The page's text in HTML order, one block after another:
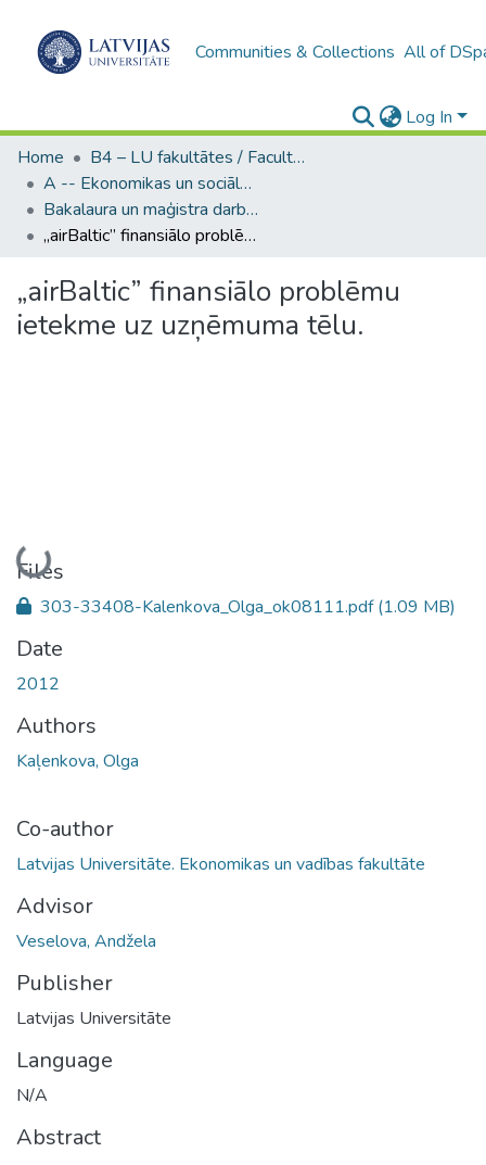
Communities & Collections All of
Log In
Home
B4 – LU fakultātes / Faculties of the UL
A -- Ekonomikas un sociālo zinātņu fakultāte / Faculty of Economics and Social Sciences
Bakalaura un maģistra darbi (ESZF) / Bachelor's and Master's theses
„airBaltic” finansiālo problēmu ietekme uz uzņēmuma tēlu.
„airBaltic” finansiālo problēmu
ietekme uz uzņēmuma tēlu.
Loading...
Files
303-33408-Kalenkova_Olga_ok08111.pdf(1.09 MB)
Date
2012
Authors
Kaļenkova, Olga
Co-author
Latvijas Universitāte. Ekonomikas un vadības fakultāte
Advisor
Veselova, Andžela
Publisher
Latvijas Universitāte
Language
N/A
Abstract